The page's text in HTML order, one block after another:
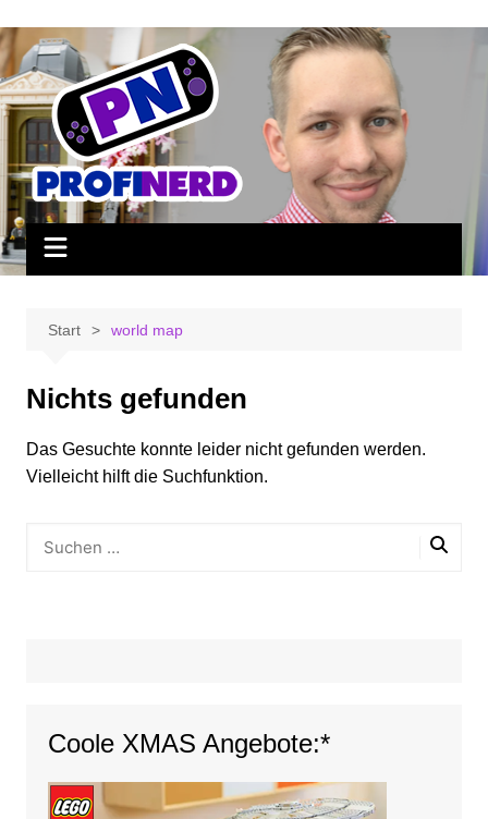
Inhalt
springen
Start world map
Nichts gefunden
Das Gesuchte konnte leider nicht gefunden werden.
Vielleicht hilft die Suchfunktion.
Coole XMAS Angebote:*